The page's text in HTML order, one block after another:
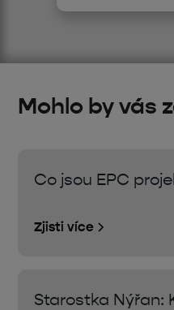
Mohlo by vás
Co jsou EPC
Zjisti více
Starostka Nýřan: